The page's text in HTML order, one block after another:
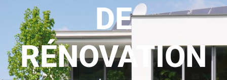
DE
RÉNOVATION